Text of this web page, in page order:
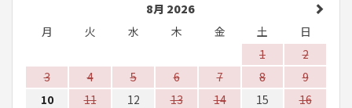
8月 2026
月
火 水 木 金 土
日
1
2
3
4 5 6 7 8
9
10
11 12 13 14 15
16